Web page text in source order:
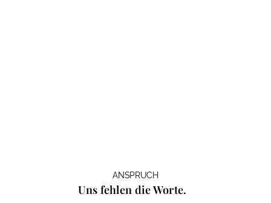
ANSPRUCH
Uns fehlen die Worte.